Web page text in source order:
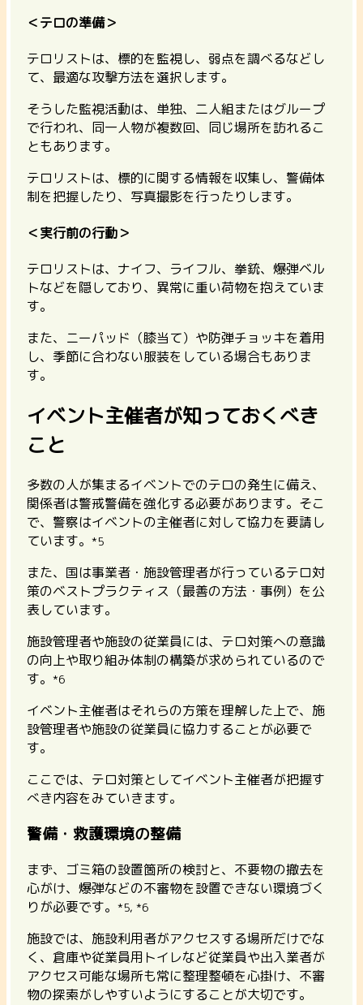
＜テロの準備＞
テロリストは、標的を監視し、弱点を調べるなどし
て、最適な攻撃方法を選択します。
そうした監視活動は、単独、二人組またはグループ
で行われ、同一人物が複数回、同じ場所を訪れるこ
ともあります。
テロリストは、標的に関する情報を収集し、警備体
制を把握したり、写真撮影を行ったりします。
＜実行前の行動＞
テロリストは、ナイフ、ライフル、拳銃、爆弾ベル
トなどを隠しており、異常に重い荷物を抱えていま
す。
また、ニーパッド（膝当て）や防弾チョッキを着用
し、季節に合わない服装をしている場合もありま
す。
イベント主催者が知っておくべき
こと
多数の人が集まるイベントでのテロの発生に備え、
関係者は警戒警備を強化する必要があります。そこ
で、警察はイベントの主催者に対して協力を要請し
ています。 *5
また、国は事業者・施設管理者が行っているテロ対
策のベストプラクティス（最善の方法・事例）を公
表しています。
施設管理者や施設の従業員には、テロ対策への意識
の向上や取り組み体制の構築が求められているので
す。 *6
イベント主催者はそれらの方策を理解した上で、施
設管理者や施設の従業員に協力することが必要で
す。
ここでは、テロ対策としてイベント主催者が把握す
べき内容をみていきます。
警備・救護環境の整備
まず、ゴミ箱の設置箇所の検討と、不要物の撤去を
心がけ、爆弾などの不審物を設置できない環境づく
りが必要です。 *5, *6
施設では、施設利用者がアクセスする場所だけでな
く、倉庫や従業員用トイレなど従業員や出入業者が
アクセス可能な場所も常に整理整頓を心掛け、不審
物の探索がしやすいようにすることが大切です。